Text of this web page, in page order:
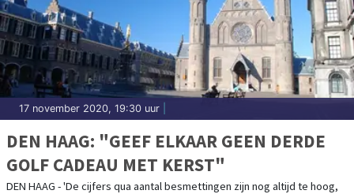
17 november 2020, 19:30 uur
DEN HAAG: "GEEF ELKAAR GEEN DERDE
GOLF CADEAU MET KERST"
DEN HAAG - 'De cijfers qua aantal besmettingen zijn nog altijd te hoog,